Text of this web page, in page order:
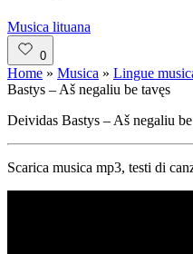
Posted
in
Musica lituana
0
Home » Musica » Lingue
Bastys – Aš negaliu be tavęs
Deividas Bastys – Aš negaliu
Scarica musica mp3, testi di